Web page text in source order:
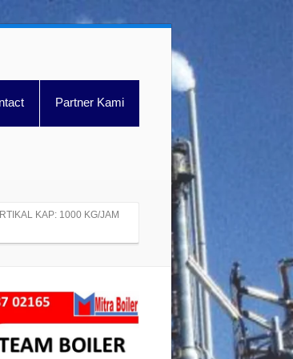
Partner Kami
KAP: 1000 KG/JAM